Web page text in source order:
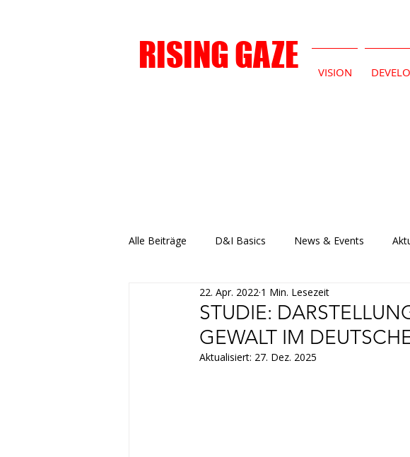
RISING GAZE VISION
Alle Beiträge D&I Basics News & Events
STUDIE:
GEWALT IM
22. Apr. 2022 1 Min. Lesezeit
Aktualisiert: 27. Dez. 2025